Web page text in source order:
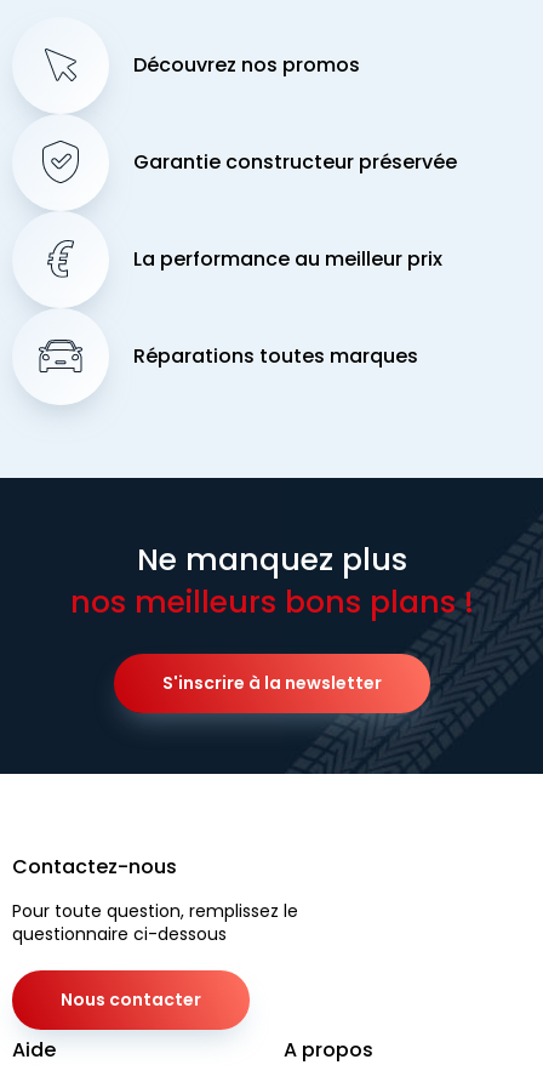
Découvrez nos promos
Garantie constructeur préservée
La performance au meilleur prix
Réparations toutes marques
Ne manquez plus
nos meilleurs bons plans !
S'inscrire à la newsletter
Contactez-nous
Pour toute question, remplissez le
questionnaire ci-dessous
Nous contacter
Aide A propos